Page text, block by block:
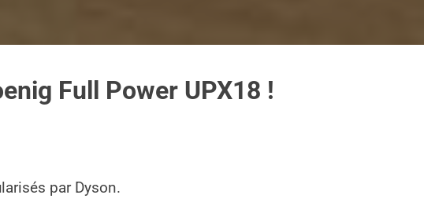
Full Power UPX18 !
par Dyson.